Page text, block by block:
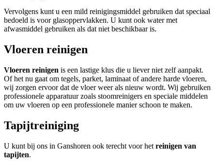
Vervolgens kunt u een mild reinigingsmiddel gebruiken dat speciaal
bedoeld is voor glasoppervlakken. U kunt ook water met
afwasmiddel gebruiken als dat niet beschikbaar is.
Vloeren reinigen
Vloeren reinigen is een lastige klus die u liever niet zelf aanpakt.
Of het nu gaat om tegels, parket, laminaat of andere harde vloeren,
wij zorgen ervoor dat de vloer weer als nieuw wordt. Wij gebruiken
professionele apparatuur zoals stoomreinigers en speciale middelen
om uw vloeren op een professionele manier schoon te maken.
Tapijtreiniging
U kunt bij ons in Ganshoren ook terecht voor het reinigen van
tapijten.